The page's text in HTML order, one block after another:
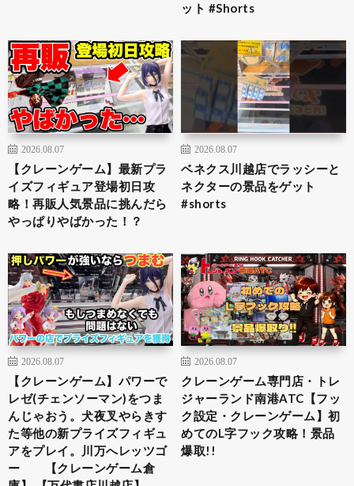
ット #Shorts
2026.08.07
【クレーンゲーム】最新プラ
イズフィギュア登場初日攻
略！再販人気景品に挑んだら
やっぱりやばかった！？
2026.08.07
ベネクス川越店でラッシーと
ネクターの景品をゲット
#shorts
2026.08.07
【クレーンゲーム】パワーで
レゼ(チェンソーマン)をつま
んじゃおう。犬夜叉やらきす
た等他の新プライズフィギュ
アをプレイ。川万へレッツゴ
ー 【クレーンゲーム倉
2026.08.07
クレーンゲーム専門店・トレ
ジャーランド南港ATC【フッ
ク設定・クレーンゲーム】初
めてのL字フック攻略！景品
爆取!!